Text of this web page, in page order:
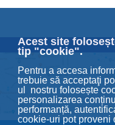
Acest site
tip "cookie".
Pentru a accesa
trebuie să acceptaţi
ul nostru folosește
personalizarea
performanță,
cookie-uri pot proveni